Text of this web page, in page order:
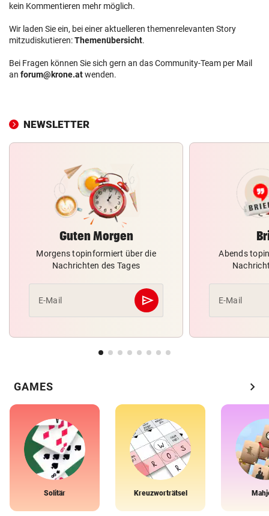
kein Kommentieren mehr möglich.
Wir laden Sie ein, bei einer aktuelleren themenrelevanten Story
mitzudiskutieren:Themenübersicht.
Bei Fragen können Sie sich gern an das Community-Team per Mail
an forum@krone.atwenden.
NEWSLETTER
Guten Morgen
Morgens topinformiert über die
Nachrichten des Tages
E-Mail send
Abschicken
Abends
E-Mail
GAMES chevron_right
Solitär Kreuzworträtsel